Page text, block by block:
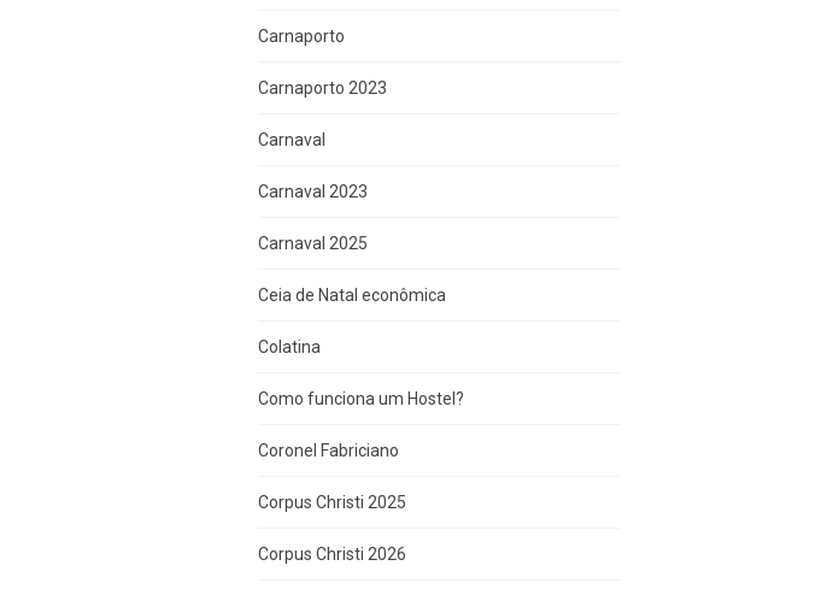
Carnaporto
Carnaporto 2023
Carnaval
Carnaval 2023
Carnaval 2025
Ceia de Natal econômica
Colatina
Como funciona um Hostel?
Coronel Fabriciano
Corpus Christi 2025
Corpus Christi 2026